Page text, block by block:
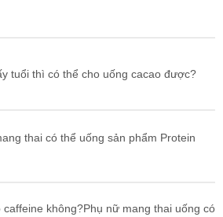
tuổi thì có thể cho uống cacao được?
thai có thể uống sản phẩm Protein
caffeine không?Phụ nữ mang thai uống có